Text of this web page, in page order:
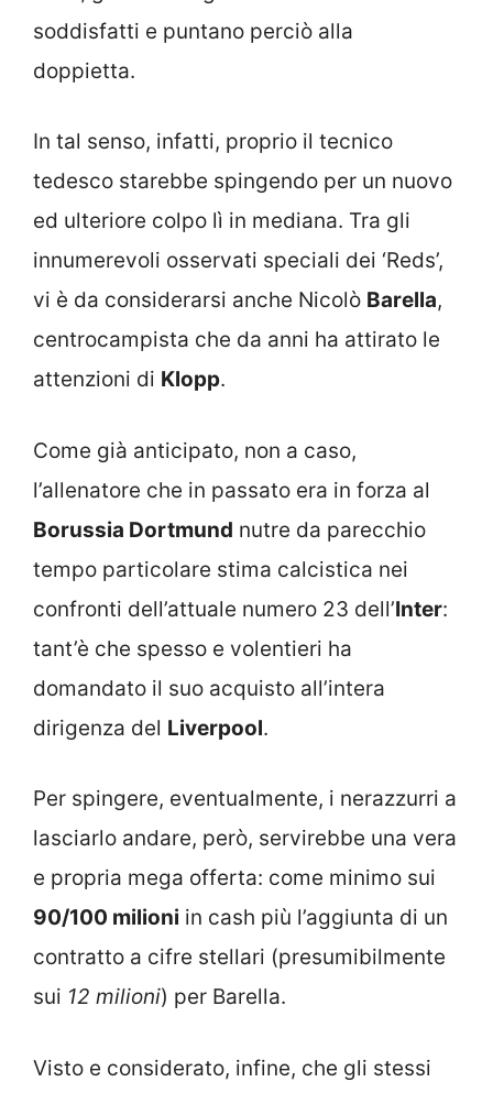
soddisfatti e puntano perciò alla
doppietta.
In tal senso, infatti, proprio il tecnico
tedesco starebbe spingendo per un nuovo
ed ulteriore colpo lì in mediana. Tra gli
innumerevoli osservati speciali dei ‘Reds’,
vi è da considerarsi anche Nicolò Barella,
centrocampista che da anni ha attirato le
attenzioni di Klopp.
Come già anticipato, non a caso,
l’allenatore che in passato era in forza al
Borussia Dortmund nutre da parecchio
tempo particolare stima calcistica nei
confronti dell’attuale numero 23 dell’Inter:
tant’è che spesso e volentieri ha
domandato il suo acquisto all’intera
dirigenza del Liverpool.
Per spingere, eventualmente, i nerazzurri a
lasciarlo andare, però, servirebbe una vera
e propria mega offerta: come minimo sui
90/100 milioni in cash più l’aggiunta di un
contratto a cifre stellari (presumibilmente
sui 12 milioni) per Barella.
Visto e considerato, infine, che gli stessi